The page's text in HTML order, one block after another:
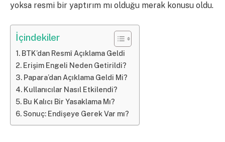
yoksa resmi bir yaptırım mı olduğu merak konusu oldu.
İçindekiler
BTK’dan Resmî Açıklama Geldi
Erişim Engeli Neden Getirildi?
Papara’dan Açıklama Geldi Mi?
Kullanıcılar Nasıl Etkilendi?
Bu Kalıcı Bir Yasaklama Mı?
Sonuç: Endişeye Gerek Var mı?